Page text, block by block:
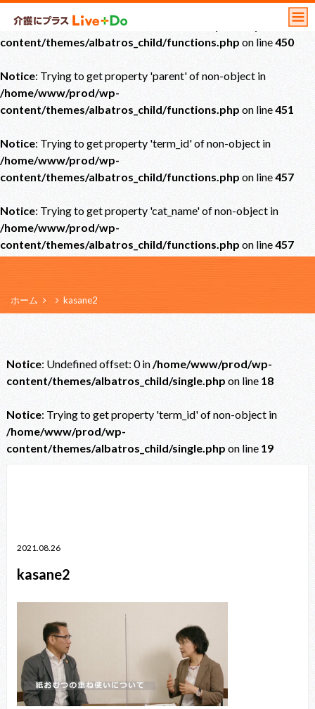
Notice: Undefined offset: 0 in
content/themes/albatros_child/functions.php on line450
Notice: Trying to get property 'parent' of non-object in
/home/www/prod/wp-
content/themes/albatros_child/functions.php on line451
Notice: Trying to get property 'term_id' of non-object in
/home/www/prod/wp-
content/themes/albatros_child/functions.php on line457
Notice: Trying to get property 'cat_name' of non-object in
/home/www/prod/wp-
content/themes/albatros_child/functions.php on line457
ホーム kasane2
Notice: Undefined offset: 0 in/home/www/prod/wp-
content/themes/albatros_child/single.php on line 18
Notice: Trying to get property 'term_id' of non-object in
/home/www/prod/wp-
content/themes/albatros_child/single.php on line 19
2021.08.26
kasane2